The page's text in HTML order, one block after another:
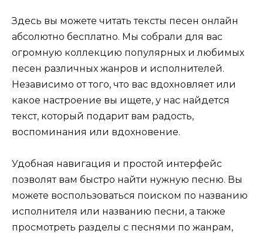
Здесь вы можете читать тексты песен онлайн
абсолютно бесплатно. Мы собрали для вас
огромную коллекцию популярных и любимых
песен различных жанров и исполнителей.
Независимо от того, что вас вдохновляет или
какое настроение вы ищете, у нас найдется
текст, который подарит вам радость,
воспоминания или вдохновение.
Удобная навигация и простой интерфейс
позволят вам быстро найти нужную песню. Вы
можете воспользоваться поиском по названию
исполнителя или названию песни, а также
просмотреть разделы с песнями по жанрам,